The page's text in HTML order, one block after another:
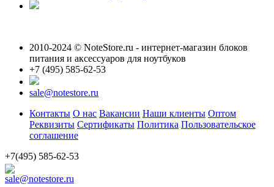
2010-2024 © NoteStore.ru - интернет-магазин блоков
питания и аксессуаров для ноутбуков
+7 (495) 585-62-53
sale@notestore.ru
Контакты О нас Вакансии Наши клиенты Оптом
Реквизиты Сертификаты Политика Пользовательское
соглашение
+7(495) 585-62-53
sale@notestore.ru